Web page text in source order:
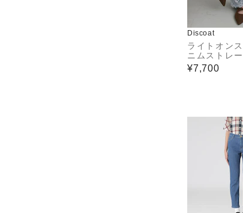
Discoat
ライトオン
ニムストレ
¥7,700